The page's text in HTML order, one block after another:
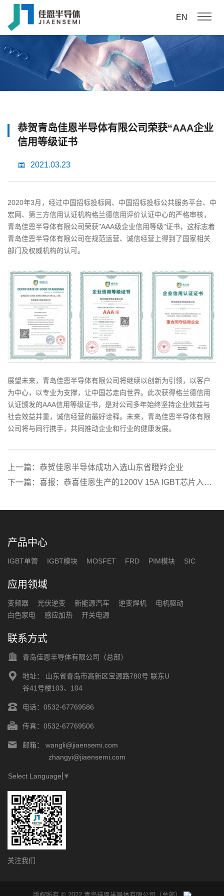
EN
恭贺青岛佳恩半导体有限公司荣获“AAA企业
信用等级证书
2021.03.23
2020年3月，经过中国招标投标网、中国招标投标公共服务平台、中
宏网、第三方信用认证机构格兰德信用评价认证中心的严格审核，
青岛佳恩半导体有限公司荣获"AAA级企业信用等级"证书，这标志着
青岛佳恩半导体有限公司在规范运营、诚信经营上得到了国家相关
部门及权威机构的认可。
展望未来，青岛佳恩半导体有限公司将继续以创新为引领，以客户
为中心，以专业为支撑，让中国芯走向世界。此次获得格兰德信用
认证颁发的AAA信用等级证书，是对公司多年始终坚持企业效益与
社会效益并重，诚信经营的最好诠释。未来，青岛佳恩半导体有限
公司将与同行携手，共同推动企业和行业的健康发展。
上一篇：恭贺佳恩半导体成功入选山东省瞪羚企业
下一篇：喜报：恭喜佳恩生产的1200V 15A IGBT芯片入选
产品中心
IGBT单管 IGBT模块 MOSFET FRD PIM模块 SIC
应用领域
变频器 光伏逆变 新能源汽车 逆变焊机
电机驱动
白色家电
感应加热 开关电源
联系方式
青岛佳恩半导体有限公司（总部）
地址：
山东省青岛市高新区宝源路780号 联东U
谷41号楼103、104
电话： 0532-67769586
传真： 0532-67769506
邮箱：
wangli@jiaensemi.com
zhangyi@jiaensemi.com
Select Language ▼
关注我们